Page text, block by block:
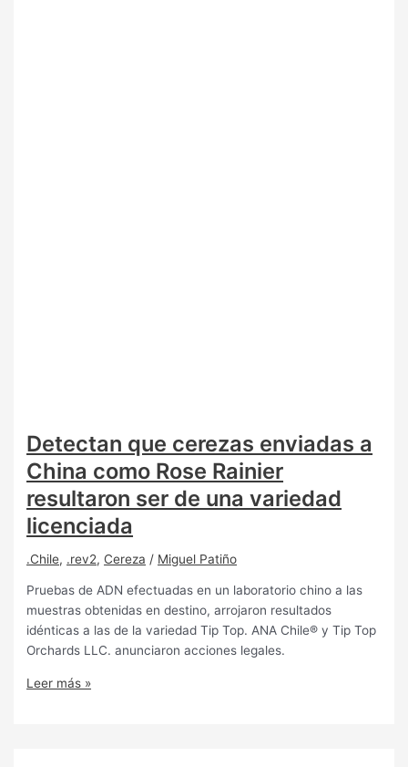
Detectan que cerezas enviadas a
China como Rose Rainier
resultaron ser de una variedad
licenciada
.Chile, .rev2, Cereza / Miguel Patiño
Pruebas de ADN efectuadas en un laboratorio chino a las
muestras obtenidas en destino, arrojaron resultados
idénticas a las de la variedad Tip Top. ANA Chile® y Tip Top
Orchards LLC. anunciaron acciones legales.
Leer más »